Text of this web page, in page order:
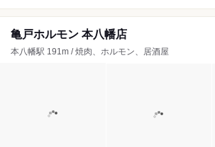
亀戸ホルモン 本八幡店
本八幡駅 191m / 焼肉、ホルモン、居酒屋